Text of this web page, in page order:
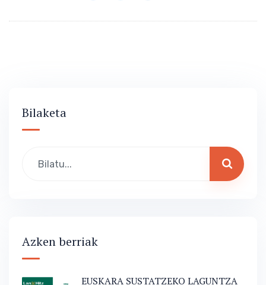
Bilaketa
Azken berriak
EUSKARA SUSTATZEKO LAGUNTZA